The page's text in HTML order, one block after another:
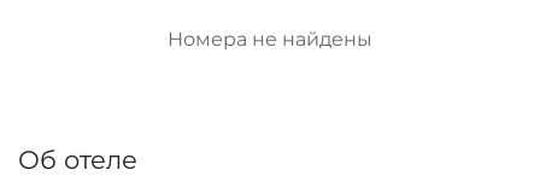
Номера не найдены
Об отеле